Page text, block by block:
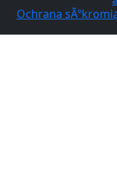
Ochrana